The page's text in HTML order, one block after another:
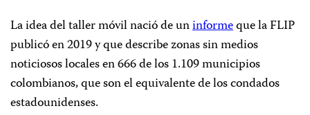
La idea del taller móvil nació de uninformeque la FLIP
publicó en 2019 y que describe zonas sin medios
noticiosos locales en 666 de los 1.109 municipios
colombianos, que son el equivalente de los condados
estadounidenses.